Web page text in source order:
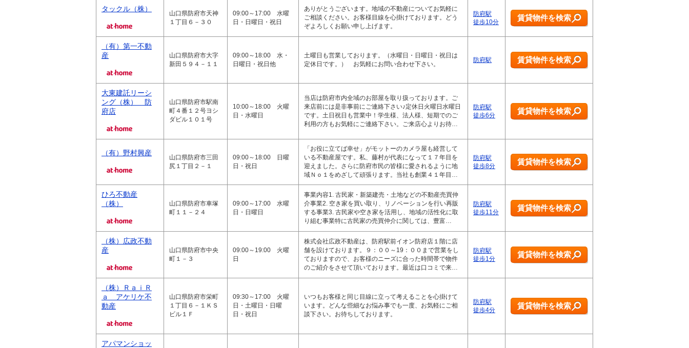
タックル（株）
山口県防府市天神
１丁目６－３０
09:00～17:00 水曜
日・日曜日・祝日
ありがとうございます。地域の不動産についてお気軽に
ご相談ください。お客様目線を心掛けております。どう
ぞよろしくお願い申し上げます。
防府駅
徒歩10分
賃貸物件を検索
（有）第一不動
産
山口県防府市大字
新田５９４－１１
09:00～18:00 水・
日曜日・祝日他
土曜日も営業しております。（水曜日・日曜日・祝日は
定休日です。） お気軽にお問い合わせ下さい。
防府駅 賃貸物件を検索
大東建託リーシ
ング（株） 防
府店
山口県防府市駅南
町４番１２号ヨシ
ダビル１０１号
10:00～18:00 火曜
日・水曜日
当店は防府市内全域のお部屋を取り扱っております。ご
来店前には是非事前にご連絡下さい♪定休日火曜日水曜日
です。土日祝日も営業中！学生様、法人様、短期でのご
利用の方もお気軽にご連絡下さい。ご来店心よりお待…
防府駅
徒歩6分
賃貸物件を検索
（有）野村興産
山口県防府市三田
尻１丁目２－１
09:00～18:00 日曜
日・祝日
「お役に立てば幸せ」がモットーのカメラ屋も経営して
いる不動産屋です。私、藤村が代表になって１７年目を
迎えました。さらに防府市民の皆様に愛されるように地
域Ｎｏ１をめざして頑張ります。当社も創業４１年目…
防府駅
徒歩8分
賃貸物件を検索
ひろ不動産
（株）
山口県防府市車塚
町１１－２４
09:00～17:00 水曜
日・日曜日
事業内容1. 古民家・新築建売・土地などの不動産売買仲
介事業2. 空き家を買い取り、リノベーションを行い再販
する事業3. 古民家や空き家を活用し、地域の活性化に取
り組む事業特に古民家の売買仲介に関しては、豊富…
防府駅
徒歩11分
賃貸物件を検索
（株）広政不動
産
山口県防府市中央
町１－３
09:00～19:00 火曜
日
株式会社広政不動産は、防府駅前イオン防府店１階に店
舗を設けております。９：００～19：００まで営業をし
ておりますので、お客様のニーズに合った時間帯で物件
のご紹介をさせて頂いております。最近は口コミで来…
防府駅
徒歩1分
賃貸物件を検索
（株）ＲａｉＲ
ａ アケリケ不
動産
山口県防府市栄町
１丁目６－１ＫＳ
ビル１Ｆ
09:30～17:00 火曜
日・土曜日・日曜
日・祝日
いつもお客様と同じ目線に立って考えることを心掛けて
います。どんな些細なお悩み事でも一度、お気軽にご相
談下さい。お待ちしております。
防府駅
徒歩4分
賃貸物件を検索
アパマンショッ